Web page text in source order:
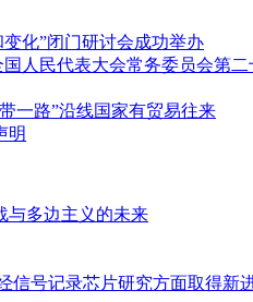
化”闭门研讨会成功举办
人民代表大会常务委员会第二
一路”沿线国家有贸易往来
明
与多边主义的未来
信号记录芯片研究方面取得新